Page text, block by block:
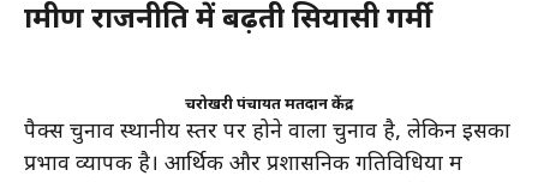
ग्रामीण राजनीति में बढ़ती सियासी गर्मी
चरोखरी पंचायत मतदान केंद्र
पैक्स चुनाव स्थानीय स्तर पर होने वाला चुनाव है, लेकिन इसका
प्रभाव व्यापक है। आर्थिक और प्रशासनिक गतिविधियों में